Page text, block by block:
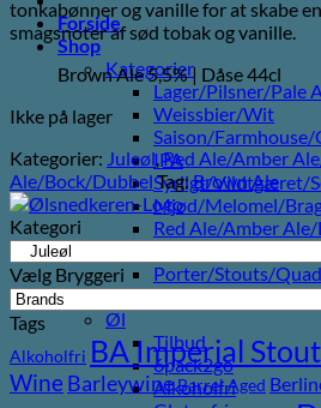
Forside
Shop
Kategorier
Lager/Pilsner/Pale
Weissbier/Wit
Saison/
IPA
Syrligt/Vildtgæret/
Mjød/Melomel/
Red Ale/Amber
Strong Ale/Dark
Porter/Stouts/
Røgøl
Øl
Tilbud
6pack2go
Alkoholfri
tonkabønner og vanille for at skabe
smagsnoter af sød tobak og vanille.
Brown Ale 5,5% | Dåse 44cl
Ikke på lager
Kategorier: Juleøl,Red Ale/Amber
Ale/Bock/Dubbel Tag:Brown Ale
Kategori
Vælg Bryggeri
Tags
Alkoholfri BA Imperial Stout
Wine BarleywineBarrel Aged